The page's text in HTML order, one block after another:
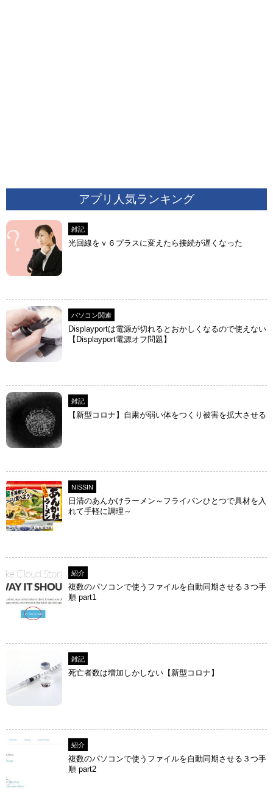
アプリ人気ランキング
雑記
光回線をｖ６プラスに変えたら接続が遅くなった
パソコン関連
Displayportは電源が切れるとおかしくなるので使えない
【Displayport電源オフ問題】
雑記
【新型コロナ】自粛が弱い体をつくり被害を拡大させる
NISSIN
日清のあんかけラーメン～フライパンひとつで具材を入
れて手軽に調理～
紹介
複数のパソコンで使うファイルを自動同期させる３つ手
順 part1
雑記
死亡者数は増加しかしない【新型コロナ】
紹介
複数のパソコンで使うファイルを自動同期させる３つ手
順 part2